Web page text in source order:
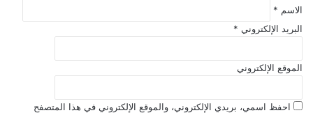
الاسم *
البريد الإلكتروني *
الموقع الإلكتروني
احفظ اسمي، بريدي الإلكتروني، والموقع الإلكتروني في هذا المتصفح